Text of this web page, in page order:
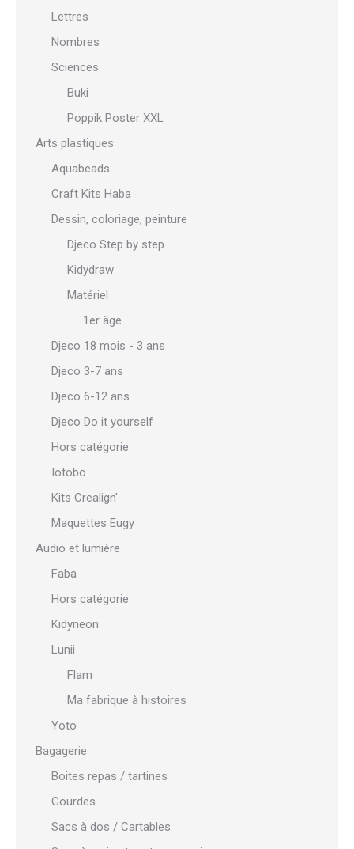
Lettres
Nombres
Sciences
Buki
Poppik Poster XXL
Arts plastiques
Aquabeads
Craft Kits Haba
Dessin, coloriage, peinture
Djeco Step by step
Kidydraw
Matériel
1er âge
Djeco 18 mois - 3 ans
Djeco 3-7 ans
Djeco 6-12 ans
Djeco Do it yourself
Hors catégorie
Iotobo
Kits Crealign'
Maquettes Eugy
Audio et lumière
Faba
Hors catégorie
Kidyneon
Lunii
Flam
Ma fabrique à histoires
Yoto
Bagagerie
Boites repas / tartines
Gourdes
Sacs à dos / Cartables